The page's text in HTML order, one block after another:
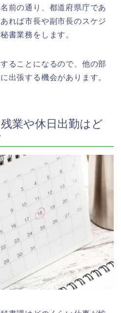
前の通り、都道府県庁であ
れば市長や副市長のスケジ
書業務をします。
ることになるので、他の部
出張する機会があります。
業や休日出勤はど